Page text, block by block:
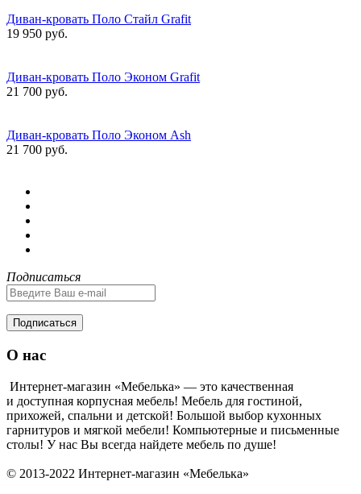
Диван-кровать Поло Стайл Grafit
19 950 руб.
Диван-кровать Поло Эконом Grafit
21 700 руб.
Диван-кровать Поло Эконом Ash
21 700 руб.
Подписаться
Подписаться
О нас
Интернет-магазин «Мебелька» — это качественная
и доступная корпусная мебель! Мебель для гостиной,
прихожей, спальни и детской! Большой выбор кухонных
гарнитуров и мягкой мебели! Компьютерные и письменные
столы! У нас Вы всегда найдете мебель по душе!
© 2013-2022 Интернет-магазин «Мебелька»